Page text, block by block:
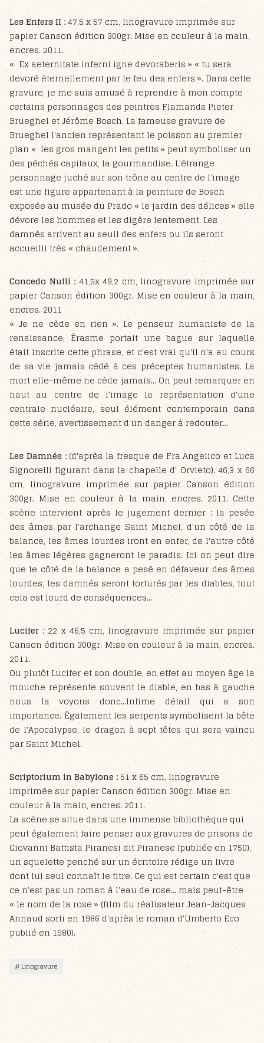
Les Enfers II :47,5 x 57 cm, linogravure imprimée sur
papier Canson édition 300gr. Mise en couleur à la main,
encres. 2011.
« Ex aeternitate inferni igne devoraberis » « tu sera
devoré éternellement par le feu des enfers ». Dans cette
gravure, je me suis amusé à reprendre à mon compte
certains personnages des peintres Flamands Pieter
Brueghel et Jérôme Bosch. La fameuse gravure de
Brueghel l'ancien représentant le poisson au premier
plan « les gros mangent les petits » peut symboliser un
des péchés capitaux, la gourmandise. L'étrange
personnage juché sur son trône au centre de l'image
est une figure appartenant à la peinture de Bosch
exposée au musée du Prado « le jardin des délices » elle
dévore les hommes et les digère lentement. Les
damnés arrivent au seuil des enfers ou ils seront
accueilli très « chaudement ».
Concedo Nulli : 41,5x 49,2 cm, linogravure imprimée sur
papier Canson édition 300gr. Mise en couleur à la main,
encres. 2011
« Je ne cède en rien ». Le penseur humaniste de la
renaissance, Érasme portait une bague sur laquelle
était inscrite cette phrase, et c'est vrai qu'il n'a au cours
de sa vie jamais cédé à ces préceptes humanistes. La
mort elle-même ne cède jamais... On peut remarquer en
haut au centre de l'image la représentation d'une
centrale nucléaire, seul élément contemporain dans
cette série, avertissement d'un danger à redouter...
Les Damnés :(d'après la fresque de Fra Angelico et Luca
Signorelli figurant dans la chapelle d' Orvieto). 46,3 x 66
cm, linogravure imprimée sur papier Canson édition
300gr. Mise en couleur à la main, encres. 2011. Cette
scène intervient après le jugement dernier : la pesée
des âmes par l'archange Saint Michel, d'un côté de la
balance, les âmes lourdes iront en enfer, de l'autre côté
les âmes légères gagneront le paradis. Ici on peut dire
que le côté de la balance a pesé en défaveur des âmes
lourdes, les damnés seront torturés par les diables, tout
cela est lourd de conséquences...
Lucifer : 22 x 46,5 cm, linogravure imprimée sur papier
Canson édition 300gr. Mise en couleur à la main, encres.
2011.
Ou plutôt Lucifer et son double, en effet au moyen âge la
mouche représente souvent le diable, en bas à gauche
nous la voyons donc...Infime détail qui a son
importance. Également les serpents symbolisent la bête
de l'Apocalypse, le dragon à sept têtes qui sera vaincu
par Saint Michel.
Scriptorium in Babylone : 51 x 65 cm, linogravure
imprimée sur papier Canson édition 300gr. Mise en
couleur à la main, encres. 2011.
La scène se situe dans une immense bibliothèque qui
peut également faire penser aux gravures de prisons de
Giovanni Battista Piranesi dit Piranese (publiée en 1750),
un squelette penché sur un écritoire rédige un livre
dont lui seul connaît le titre. Ce qui est certain c'est que
ce n'est pas un roman à l'eau de rose... mais peut-être
« le nom de la rose » (film du réalisateur Jean-Jacques
Annaud sorti en 1986 d'après le roman d'Umberto Eco
publié en 1980).
Linogravure